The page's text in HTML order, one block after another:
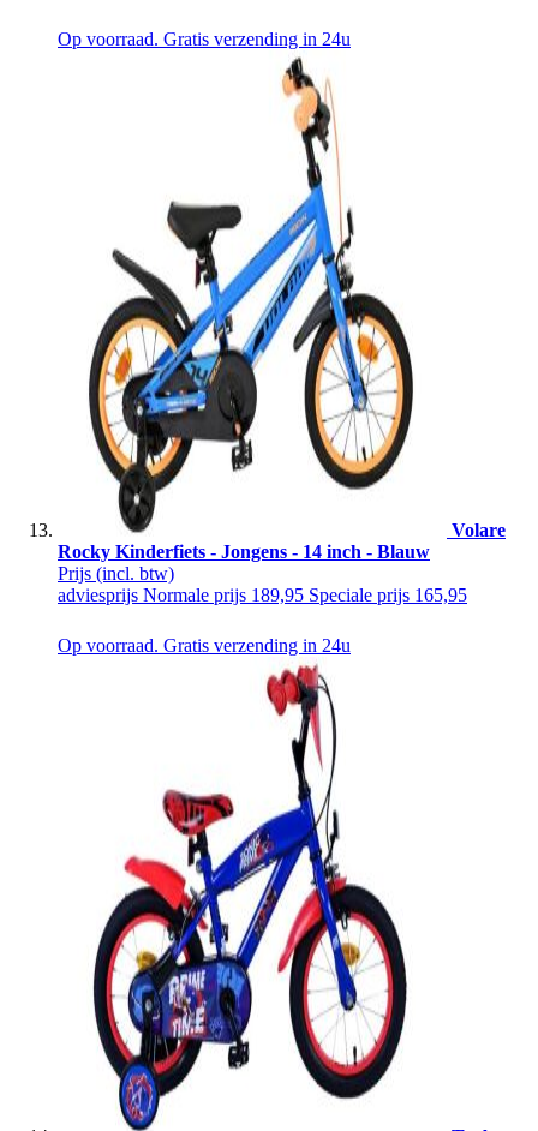
Op voorraad. Gratis verzending in 24u
Volare
Rocky Kinderfiets - Jongens - 14 inch - Blauw
Prijs (incl. btw)
adviesprijs Normale prijs 189,95 Speciale prijs 165,95
Op voorraad. Gratis verzending in 24u